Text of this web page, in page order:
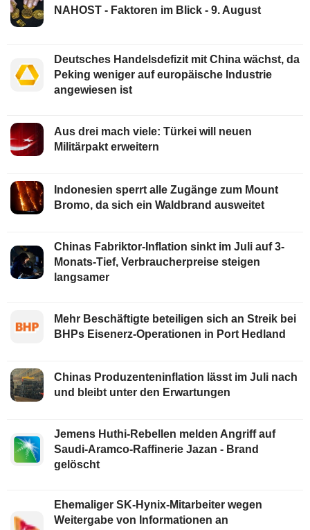
NAHOST - Faktoren im Blick - 9. August
Deutsches Handelsdefizit mit China wächst, da
Peking weniger auf europäische Industrie
angewiesen ist
Aus drei mach viele: Türkei will neuen
Militärpakt erweitern
Indonesien sperrt alle Zugänge zum Mount
Bromo, da sich ein Waldbrand ausweitet
Chinas Fabriktor-Inflation sinkt im Juli auf 3-
Monats-Tief, Verbraucherpreise steigen
langsamer
Mehr Beschäftigte beteiligen sich an Streik bei
BHPs Eisenerz-Operationen in Port Hedland
Chinas Produzenteninflation lässt im Juli nach
und bleibt unter den Erwartungen
Jemens Huthi-Rebellen melden Angriff auf
Saudi-Aramco-Raffinerie Jazan - Brand
gelöscht
Ehemaliger SK-Hynix-Mitarbeiter wegen
Weitergabe von Informationen an